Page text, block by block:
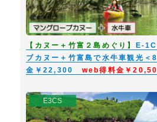
を兼ねてご案内致します。
９．当社の責任
① 当社は、旅行契約の履行にあたって故意ま
を与えた場合、その損害を賠償する責に任じ
② 当社は、天災地変、戦乱、暴動、運送機関
公庁の命令その他当社が関与し得ない事由に
③ 当社は、お客様が所持されている現金、貴
フィルム、破損しやすい物品等については賠
【カヌー＋竹富２島めぐり】 E-
ブカヌー＋竹富島で水牛車観光＜
金￥22,300 web得料金￥
E3CS